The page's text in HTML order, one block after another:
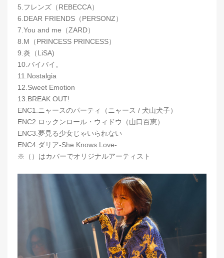
5.フレンズ（REBECCA）
6.DEAR FRIENDS（PERSONZ）
7.You and me（ZARD）
8.M（PRINCESS PRINCESS）
9.炎（LiSA)
10.バイバイ。
11.Nostalgia
12.Sweet Emotion
13.BREAK OUT!
ENC1.ニャースのパーティ（ニャース / 犬山犬子）
ENC2.ロックンロール・ウィドウ（山口百恵）
ENC3.夢見る少女じゃいられない
ENC4.ダリア-She Knows Love-
※（）はカバーでオリジナルアーティスト